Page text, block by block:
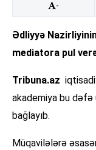
-
Ədliyyə
mediatora pul
Tribuna.az
akademiya bu
bağlayıb.
Müqavilələrə